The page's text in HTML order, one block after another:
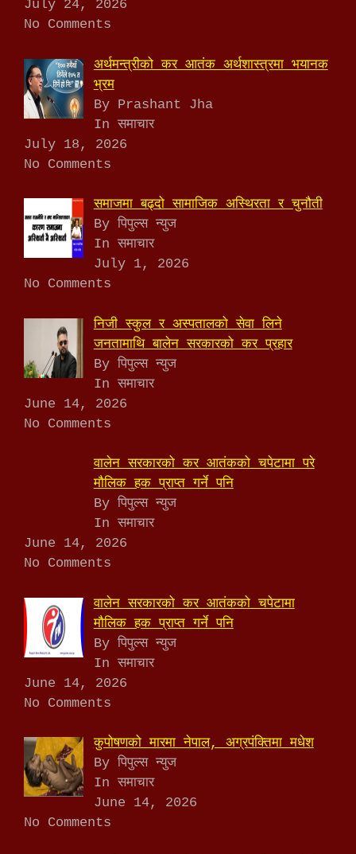
July 24, 2026
No Comments
अर्थमन्त्रीको कर आतंक अर्थशास्त्रमा भयानक
भ्रम
By Prashant Jha
In समाचार
July 18, 2026
No Comments
समाजमा बढ्दो सामाजिक अस्थिरता र चुनौती
By पिपुल्स न्युज
In समाचार
July 1, 2026
No Comments
निजी स्कुल र अस्पतालको सेवा लिने
जनतामाथि बालेन सरकारको कर प्रहार
By पिपुल्स न्युज
In समाचार
June 14, 2026
No Comments
वालेन सरकारको कर आतंकको चपेटामा परे
मौलिक हक प्राप्त गर्ने पनि
By पिपुल्स न्युज
In समाचार
June 14, 2026
No Comments
वालेन सरकारको कर आतंकको चपेटामा
मौलिक हक प्राप्त गर्ने पनि
By पिपुल्स न्युज
In समाचार
June 14, 2026
No Comments
कुपोषणको मारमा नेपाल, अग्रपंक्तिमा मधेश
By पिपुल्स न्युज
In समाचार
June 14, 2026
No Comments